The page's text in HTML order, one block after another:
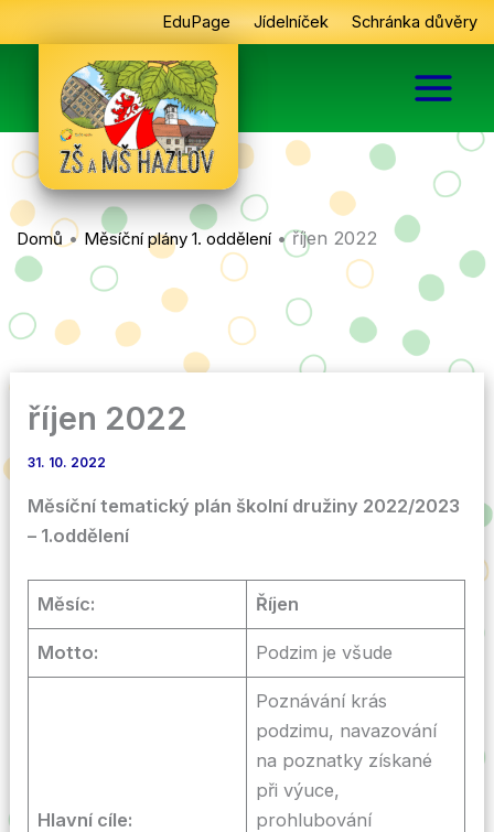
na
EduPage Jídelníček Schránka důvěry
Domů • Měsíční plány 1. oddělení •říjen 2022
říjen 2022
31. 10. 2022
Měsíční tematický plán školní družiny 2022/2023
– 1.oddělení
Měsíc: Říjen
Motto: Podzim je všude
Hlavní cíle:
Poznávání krás
podzimu, navazování
na poznatky získané
při výuce,
prohlubování